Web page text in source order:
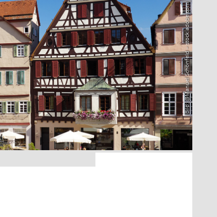
Bild: @Manuel Schönfeld – stock.adobe.com